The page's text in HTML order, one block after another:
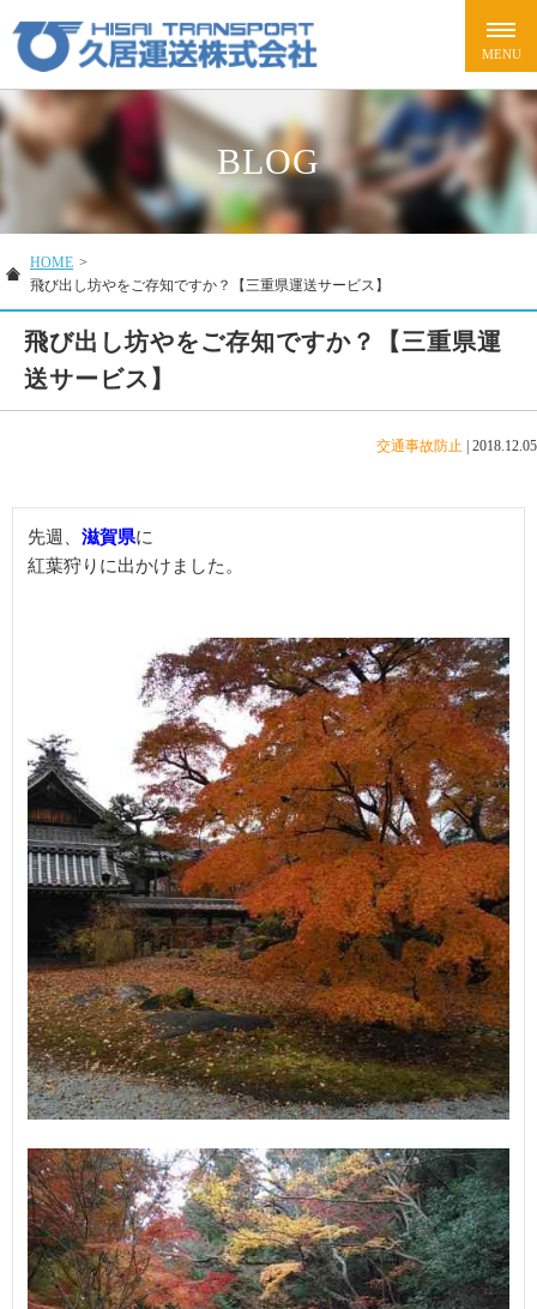
BLOG
HOME >
飛び出し坊やをご存知ですか？【三重県運送サービス】
飛び出し坊やをご存知ですか？【三重県運
送サービス】
交通事故防止 2018.12.05
先週、 滋賀県に
紅葉狩りに出かけました。